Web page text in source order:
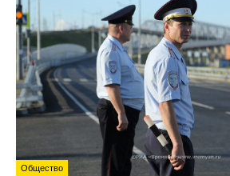
Общество